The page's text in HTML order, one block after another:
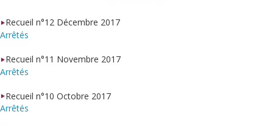
Recueil n°12 Décembre 2017
Arrêtés
Recueil n°11 Novembre 2017
Arrêtés
Recueil n°10 Octobre 2017
Arrêtés